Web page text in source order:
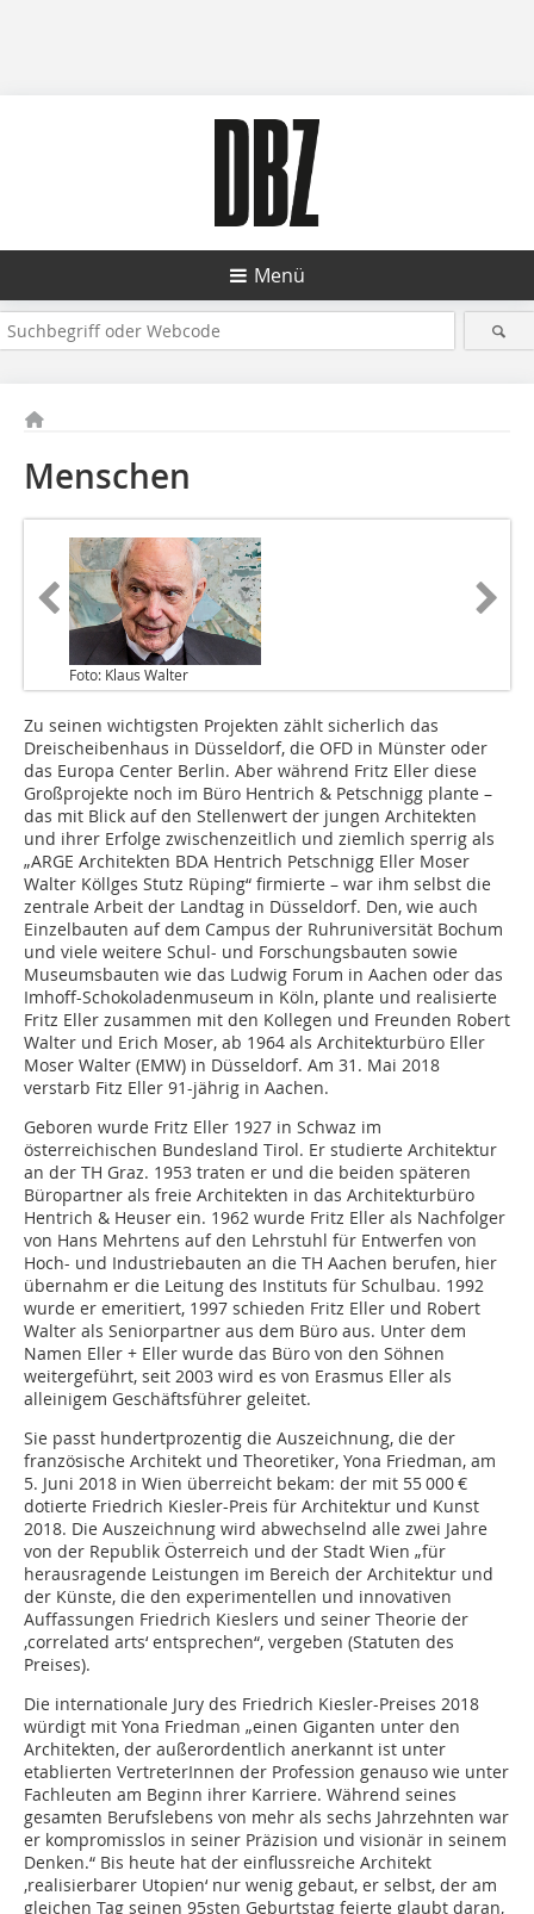
Menü
Menschen
Foto: Klaus Walter
Zu seinen wichtigsten Projekten zählt sicherlich das
Dreischeibenhaus in Düsseldorf, die OFD in Münster oder
das Europa Center Berlin. Aber während Fritz Eller diese
Großprojekte noch im Büro Hentrich & Petschnigg plante –
das mit Blick auf den Stellenwert der jungen Architekten
und ihrer Erfolge zwischenzeitlich und ziemlich sperrig als
„ARGE Architekten BDA Hentrich Petschnigg Eller Moser
Walter Köllges Stutz Rüping“ firmierte – war ihm selbst die
zentrale Arbeit der Landtag in Düsseldorf. Den, wie auch
Einzelbauten auf dem Campus der Ruhruniversität Bochum
und viele weitere Schul- und Forschungsbauten sowie
Museumsbauten wie das Ludwig Forum in Aachen oder das
Imhoff-Schokoladenmuseum in Köln, plante und realisierte
Fritz Eller zusammen mit den Kollegen und Freunden Robert
Walter und Erich Moser, ab 1964 als Architekturbüro Eller
Moser Walter (EMW) in Düsseldorf. Am 31. Mai 2018
verstarb Fitz Eller 91-jährig in Aachen.
Geboren wurde Fritz Eller 1927 in Schwaz im
österreichischen Bundesland Tirol. Er studierte Architektur
an der TH Graz. 1953 traten er und die beiden späteren
Büropartner als freie Architekten in das Architekturbüro
Hentrich & Heuser ein. 1962 wurde Fritz Eller als Nachfolger
von Hans Mehrtens auf den Lehrstuhl für Entwerfen von
Hoch- und Industriebauten an die TH Aachen berufen, hier
übernahm er die Leitung des Instituts für Schulbau. 1992
wurde er emeritiert, 1997 schieden Fritz Eller und Robert
Walter als Seniorpartner aus dem Büro aus. Unter dem
Namen Eller + Eller wurde das Büro von den Söhnen
weitergeführt, seit 2003 wird es von Erasmus Eller als
alleinigem Geschäftsführer geleitet.
Sie passt hundertprozentig die Auszeichnung, die der
französische Architekt und Theoretiker, Yona Friedman, am
5. Juni 2018 in Wien überreicht bekam: der mit 55 000 €
dotierte Friedrich Kiesler-Preis für Architektur und Kunst
2018. Die Auszeichnung wird abwechselnd alle zwei Jahre
von der Republik Österreich und der Stadt Wien „für
herausragende Leistungen im Bereich der Architektur und
der Künste, die den experimentellen und innovativen
Auffassungen Friedrich Kieslers und seiner Theorie der
,correlated arts‘ entsprechen“, vergeben (Statuten des
Preises).
Die internationale Jury des Friedrich Kiesler-Preises 2018
würdigt mit Yona Friedman „einen Giganten unter den
Architekten, der außerordentlich anerkannt ist unter
etablierten VertreterInnen der Profession genauso wie unter
Fachleuten am Beginn ihrer Karriere. Während seines
gesamten Berufslebens von mehr als sechs Jahrzehnten war
er kompromisslos in seiner Präzision und visionär in seinem
Denken.“ Bis heute hat der einflussreiche Architekt
,realisierbarer Utopien‘ nur wenig gebaut, er selbst, der am
gleichen Tag seinen 95sten Geburtstag feierte glaubt daran,